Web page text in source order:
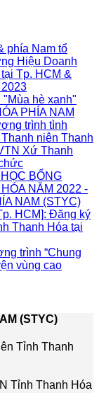
phía Nam tổ
Hiệu Doanh
Tp. HCM &
hè xanh"
PHÍA NAM
trình tình
niên Thanh
Xứ Thanh
BỔNG
NĂM 2022 -
NAM (STYC)
HCM]: Đăng ký
Thanh Hóa tại
trình “Chung
vùng cao
(STYC)
Tỉnh Thanh
Tỉnh Thanh Hóa